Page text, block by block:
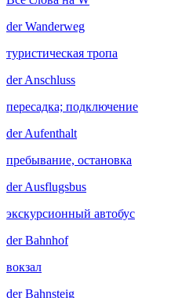
derWanderweg
туристическая тропа
derAnschluss
пересадка; подключение
derAufenthalt
пребывание, остановка
derAusflugsbus
экскурсионный автобус
derBahnhof
вокзал
derBahnsteig